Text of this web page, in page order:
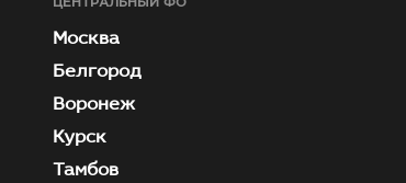
Москва
Белгород
Воронеж
Курск
Тамбов